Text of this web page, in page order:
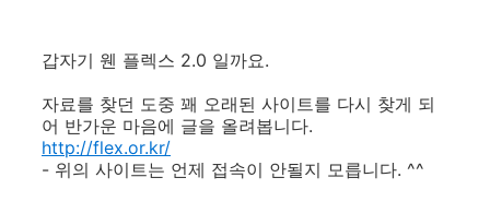
갑자기 웬 플렉스 2.0 일까요.
자료를 찾던 도중 꽤 오래된 사이트를 다시 찾게 되
어 반가운 마음에 글을 올려봅니다.
http://flex.or.kr/
- 위의 사이트는 언제 접속이 안될지 모릅니다. ^^